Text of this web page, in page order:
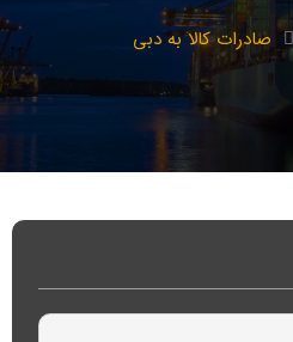
صادرات کالا به دبی